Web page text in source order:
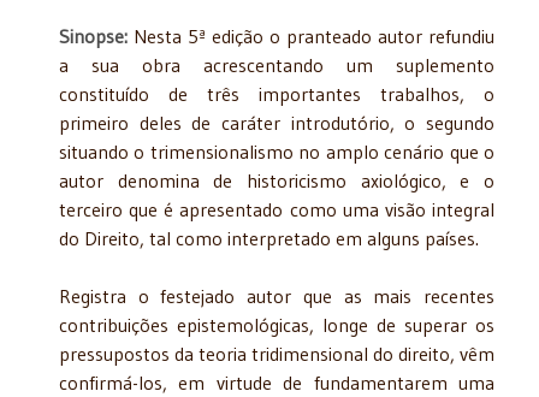
Sinopse: Nesta 5ª edição o pranteado autor refundiu
a sua obra acrescentando um suplemento
constituído de três importantes trabalhos, o
primeiro deles de caráter introdutório, o segundo
situando o trimensionalismo no amplo cenário que o
autor denomina de historicismo axiológico, e o
terceiro que é apresentado como uma visão integral
do Direito, tal como interpretado em alguns países.
Registra o festejado autor que as mais recentes
contribuições epistemológicas, longe de superar os
pressupostos da teoria tridimensional do direito, vêm
confirmá-los, em virtude de fundamentarem uma